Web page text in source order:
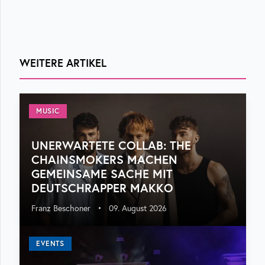
WEITERE ARTIKEL
MUSIC
UNERWARTETE COLLAB: THE
CHAINSMOKERS MACHEN
GEMEINSAME SACHE MIT
DEUTSCHRAPPER MAKKO
Franz Beschoner • 09. August 2026
EVENTS